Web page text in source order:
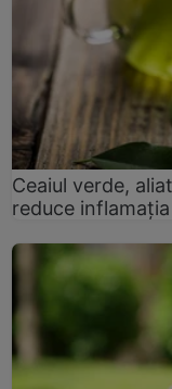
Ceaiul verde,
reduce